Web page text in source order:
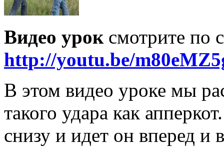
Видео уроксмотрите по
http://youtu.be/
В этом видео уроке мы
такого удара как
снизу и идет он вперед и